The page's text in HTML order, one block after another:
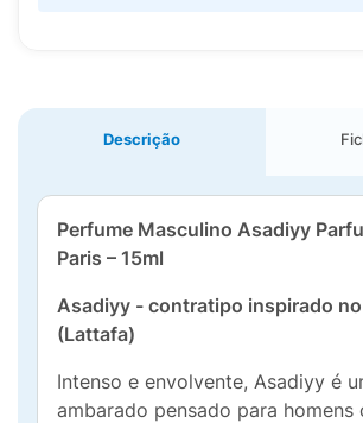
Descrição
Perfume Masculino Asadiyy
Paris – 15ml
Asadiyy - contratipo inspirado
(Lattafa)
Intenso e envolvente, Asadiyy é
ambarado pensado para homens